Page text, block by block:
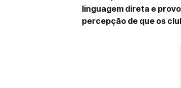
linguagem direta e
percepção de que os